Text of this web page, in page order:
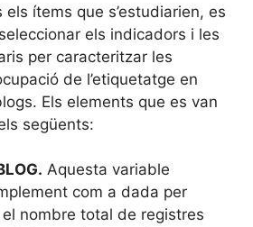
ítems que s’estudiarien, es
els indicadors i les
per caracteritzar les
de l’etiquetatge en
Els elements que es van
següents:
Aquesta variable
com a dada per
nombre total de registres